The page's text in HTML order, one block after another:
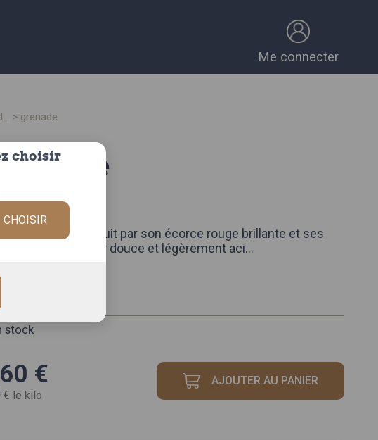
Me connecter
> grenade
grenade
: ITALIE
d’Italie séduit par son écorce rouge brillante et ses
rubis à la saveur douce et légèrement aci...
stock
€
€ le kilo
AJOUTER AU PANIER
choisir
CHOISIR